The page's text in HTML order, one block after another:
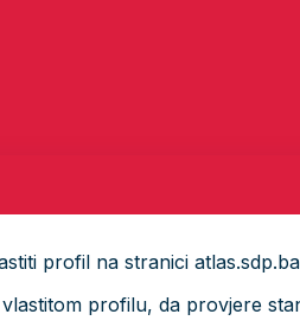
profil na stranici
profilu, da provjere